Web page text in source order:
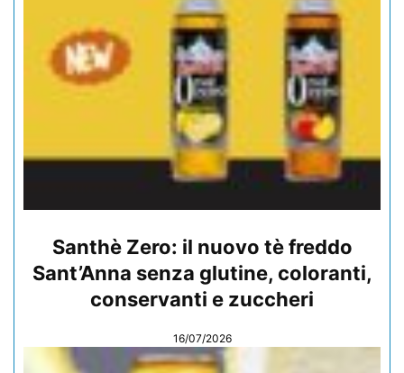
Santhè Zero: il nuovo tè freddo
Sant’Anna senza glutine, coloranti,
conservanti e zuccheri
16/07/2026